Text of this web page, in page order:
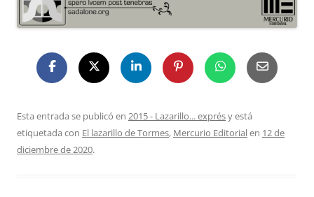
Esta entrada se publicó en 2015 - Lazarillo... exprésy está
etiquetada con El lazarillo de Tormes, Mercurio Editorialen 12 de
diciembre de 2020.